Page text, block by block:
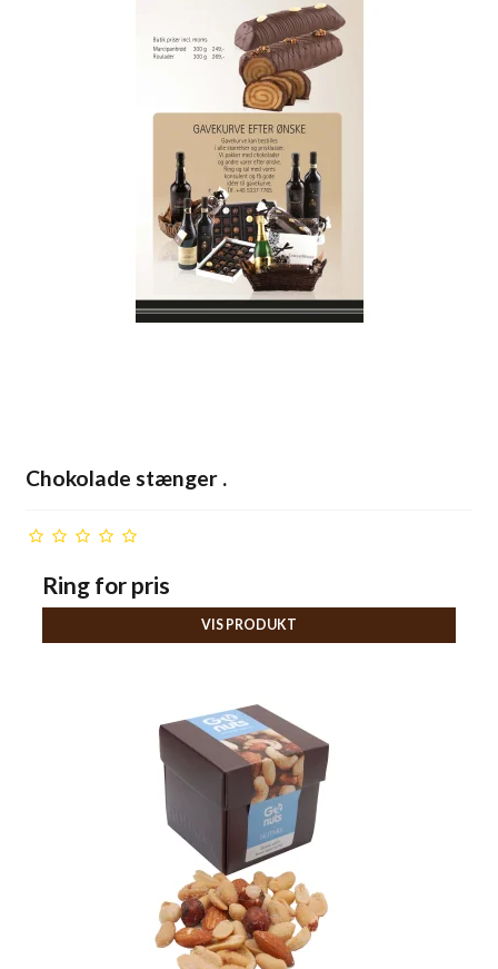
Chokolade stænger .
Ring for pris
VIS PRODUKT